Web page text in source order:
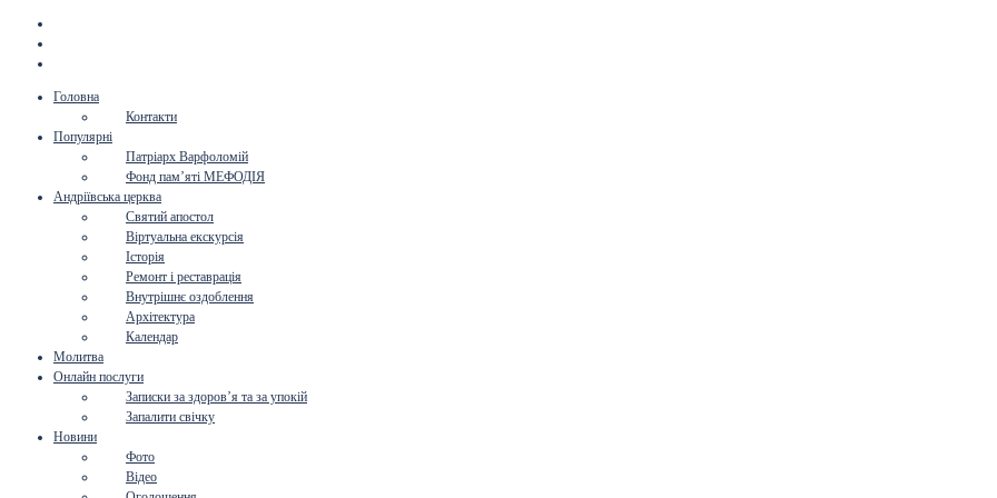
Головна
Контакти
Популярні
Патріарх Варфоломій
Фонд пам’яті МЕФОДІЯ
Андріївська церква
Святий апостол
Віртуальна екскурсія
Історія
Ремонт і реставрація
Внутрішнє оздоблення
Архітектура
Календар
Молитва
Онлайн послуги
Записки за здоров’я та за упокій
Запалити свічку
Новини
Фото
Відео